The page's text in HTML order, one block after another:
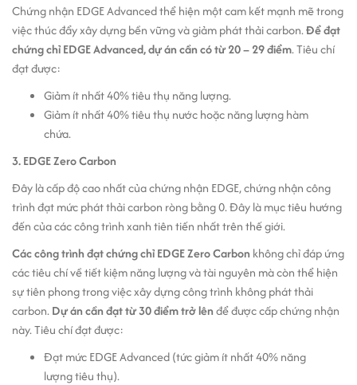
Chứng nhận EDGE Advanced thể hiện một cam kết mạnh mẽ trong
việc thúc đẩy xây dựng bền vững và giảm phát thải carbon.Để đạt
chứng chỉ EDGE Advanced, dự án cần có từ 20 – 29 điểm. Tiêu chí
đạt được:
Giảm ít nhất 40% tiêu thụ năng lượng.
Giảm ít nhất 40% tiêu thụ nước hoặc năng lượng hàm
chứa.
3. EDGE Zero Carbon
Đây là cấp độ cao nhất của chứng nhận EDGE, chứng nhận công
trình đạt mức phát thải carbon ròng bằng 0. Đây là mục tiêu hướng
đến của các công trình xanh tiên tiến nhất trên thế giới.
Các công trình đạt chứng chỉ EDGE Zero Carbon không chỉ đáp ứng
các tiêu chí về tiết kiệm năng lượng và tài nguyên mà còn thể hiện
sự tiên phong trong việc xây dựng công trình không phát thải
carbon.Dự án cần đạt từ 30 điểm trở lênđể được cấp chứng nhận
này. Tiêu chí đạt được:
Đạt mức EDGE Advanced (tức giảm ít nhất 40% năng
lượng tiêu thụ).